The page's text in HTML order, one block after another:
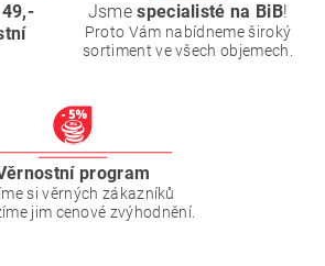
49,-
Jsmespecialisté na BiB!
Proto Vám nabídneme široký
sortiment ve všech objemech.
program
si věrných zákazníků
jim cenové zvýhodnění.